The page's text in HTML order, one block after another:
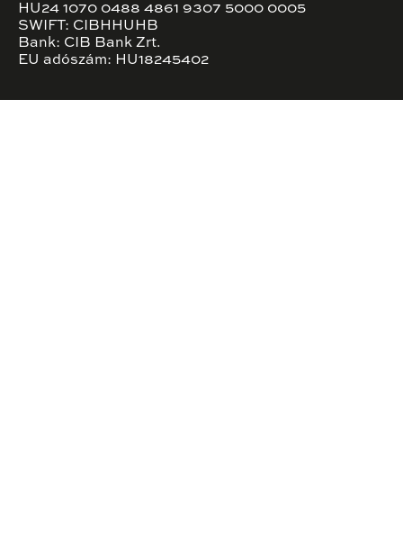
HU24 1070 0488 4861 9307 5000 0005
SWIFT: CIBHHUHB
Bank: CIB Bank Zrt.
EU adószám: HU18245402